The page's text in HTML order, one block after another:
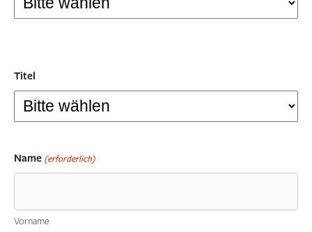
Titel
Name (erforderlich)
Vorname